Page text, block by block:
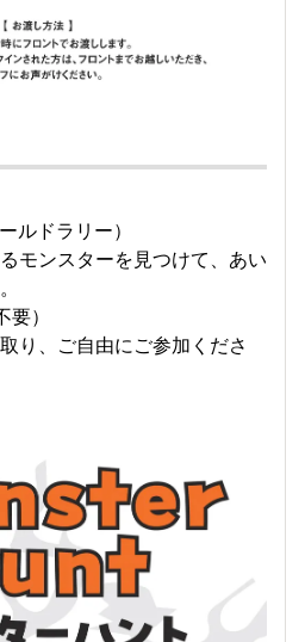
ルドラリー）
モンスターを見つけて、あい
）
り、ご自由にご参加くださ